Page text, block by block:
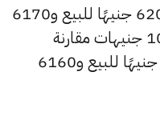
ارتفع سعر عيار 24 ليصل إلى 6205 جنيهًا للبيع و6170
جنيهًا للشراء، بعد زيادة بقيمة 10 جنيهات مقارنة
بالسعر السابق الذي بلغ 6195 جنيهًا للبيع و6160